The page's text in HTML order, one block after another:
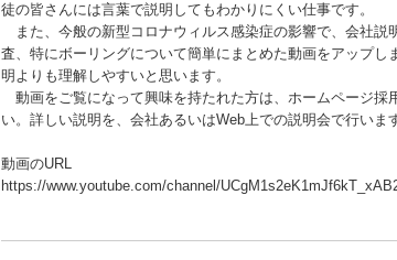
徒の皆さんには言葉で説明してもわかりにくい仕事です。
また、今般の新型コロナウィルス感染症の影響で、会社説
査、特にボーリングについて簡単にまとめた動画をアップ
明よりも理解しやすいと思います。
動画をご覧になって興味を持たれた方は、ホームページ採
い。詳しい説明を、会社あるいはWeb上での説明会で行いま
動画のURL
https://www.youtube.com/channel/